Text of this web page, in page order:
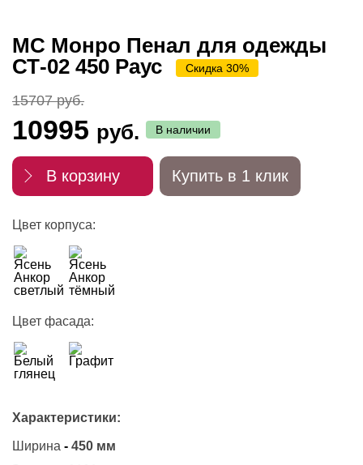
МС Монро Пенал для одежды
СТ-02 450 Раус
Скидка 30%
15707 руб.
10995 руб. В наличии
В корзину Купить в 1 клик
Цвет корпуса:
Цвет фасада:
Характеристики:
Ширина - 450 мм